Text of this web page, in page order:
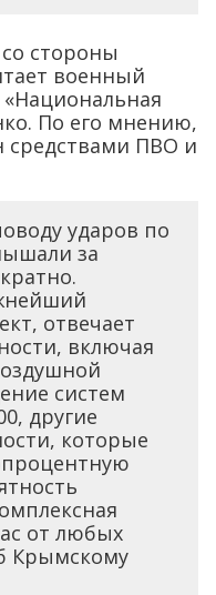
стороны
военный
«Национальная
По его мнению,
ПВО и
ударов по
за
отвечает
включая
систем
другие
которые
от любых
Крымскому